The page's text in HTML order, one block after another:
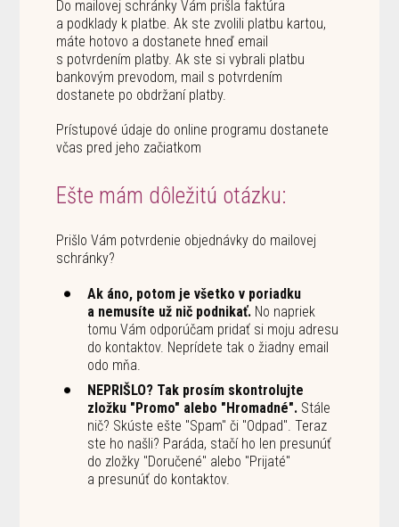
Do mailovej schránky Vám prišla faktúra
a podklady k platbe. Ak ste zvolili platbu kartou,
máte hotovo a dostanete hneď email
s potvrdením platby. Ak ste si vybrali platbu
bankovým prevodom, mail s potvrdením
dostanete po obdržaní platby.
Prístupové údaje do online programu dostanete
včas pred jeho začiatkom
Ešte mám dôležitú otázku:
Prišlo Vám potvrdenie objednávky do mailovej
schránky?
Ak áno, potom je všetko v poriadku
a nemusíte už nič podnikať.No napriek
tomu Vám odporúčam pridať si moju adresu
do kontaktov. Neprídete tak o žiadny email
odo mňa.
NEPRIŠLO? Tak prosím skontrolujte
zložku "Promo" alebo "Hromadné". Stále
nič? Skúste ešte "Spam" či "Odpad". Teraz
ste ho našli? Paráda, stačí ho len presunúť
do zložky "Doručené" alebo "Prijaté"
a presunúť do kontaktov.